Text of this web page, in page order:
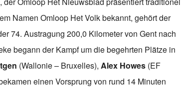
Namen Omloop Het Volk bekannt, gehört der
74. Austragung 200,0 Kilometer von Gent nach
begann der Kampf um die begehrten Plätze in
(Wallonie – Bruxelles), Alex Howes (EF
einen Vorsprung von rund 14 Minuten